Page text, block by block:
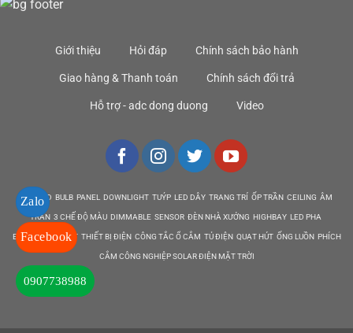
Giới thiệu Hỏi đáp Chính sách bảo hành
Giao hàng & Thanh toán Chính sách đổi trả
Hỗ trợ - adc dong duong Video
DEN LED BULB PANEL DOWNLIGHT TUÝP LED DÂY TRANG TRÍ ỐP TRẦN CEILING ÂM
TRẦN 3 CHẾ ĐỘ MÀU DIMMABLE SENSOR ĐÈN NHÀ XƯỞNG HIGHBAY LED PHA
EMERGENCY EXIT THIẾT BỊ ĐIỆN CÔNG TẮC Ổ CẮM TỦ ĐIỆN QUẠT HÚT ỐNG LUỒN PHÍCH
CẮM CÔNG NGHIỆP SOLAR ĐIỆN MẶT TRỜI
Zalo
Facebook
0907738988